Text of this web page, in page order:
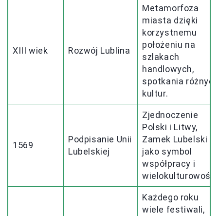
XIII wiek Rozwój Lublina
Metamorfoza
miasta dzięki
korzystnemu
położeniu na
szlakach
handlowych,
spotkania
kultur.
1569
Podpisanie Unii
Lubelskiej
Zjednoczenie
Polski i Litwy,
Zamek Lubelski
jako symbol
współpracy i
Każdego roku
wiele festiwali,